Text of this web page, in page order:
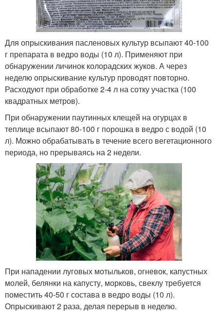
Для опрыскивания пасленовых культур всыпают 40-100
г препарата в ведро воды (10 л). Применяют при
обнаружении личинок колорадских жуков. А через
неделю опрыскивание культур проводят повторно.
Расходуют при обработке 2-4 л на сотку участка (100
квадратных метров).
При обнаружении паутинных клещей на огурцах в
теплице всыпают 80-100 г порошка в ведро с водой (10
л). Можно обрабатывать в течение всего вегетационного
периода, но прерываясь на 2 недели.
При нападении луговых мотыльков, огневок, капустных
молей, белянки на капусту, морковь, свеклу требуется
поместить 40-50 г состава в ведро воды (10 л).
Опрыскивают 2 раза, делая перерыв в неделю.